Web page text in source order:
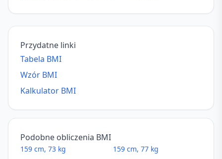
Przydatne linki
Tabela BMI
Wzór BMI
Kalkulator BMI
Podobne obliczenia BMI
159 cm, 73 kg
159 cm, 77 kg